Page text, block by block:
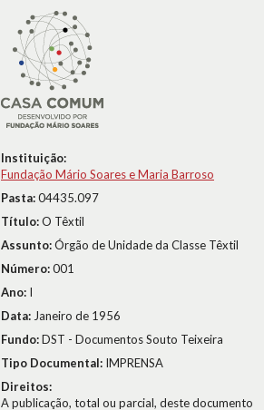
Instituição:
Fundação Mário Soares e Maria Barroso
Pasta:04435.097
Título:O Têxtil
Assunto:Órgão de Unidade da Classe Têxtil
Número:001
Ano: I
Data: Janeiro de 1956
Fundo:DST - Documentos Souto Teixeira
Tipo Documental: IMPRENSA
Direitos:
A publicação, total ou parcial, deste documento